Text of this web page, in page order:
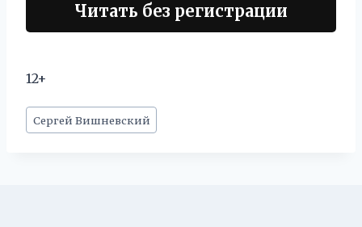
Читать без регистрации
12+
Метки
записи:
Сергей Вишневский